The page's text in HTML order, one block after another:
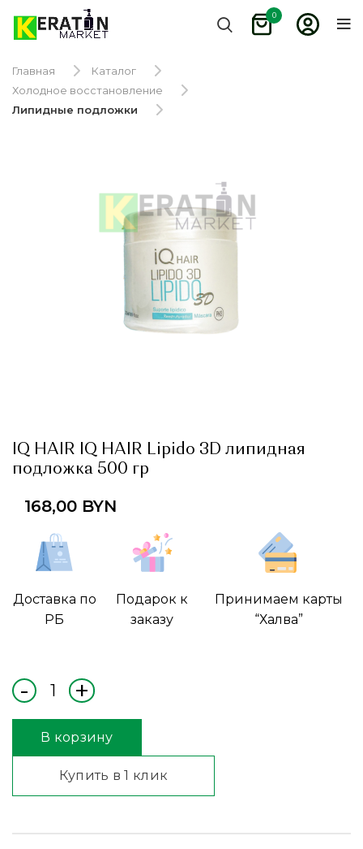
0
Главная
Каталог
Холодное восстановление
Липидные подложки
IQ HAIR IQ HAIR Lipido 3D липидная
подложка 500 гр
168,00 BYN
Доставка по
РБ
Подарок к
заказу
Принимаем карты
“Халва”
В корзину
Купить в 1 клик